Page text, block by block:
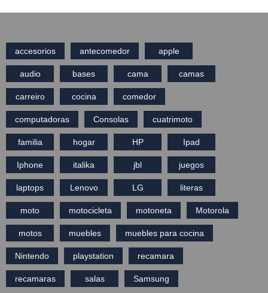
accesorios antecomedor apple
audio bases cama camas
carreiro cocina comedor
computadoras Consolas cuatrimoto
familia hogar HP Ipad
Iphone italika jbl juegos
laptops Lenovo LG literas
moto motocicleta motoneta Motorola
motos muebles muebles para cocina
Nintendo playstation recamara
recamaras salas Samsung